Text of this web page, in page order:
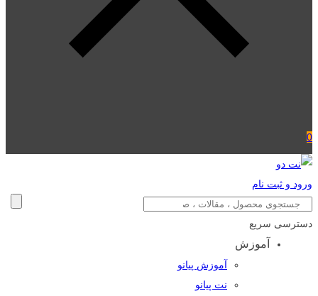
0
ورود و ثبت نام
دسترسی سریع
آموزش
آموزش پیانو
نت پیانو